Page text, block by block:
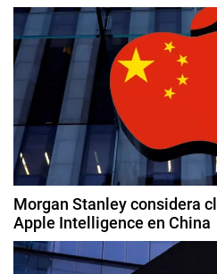
Morgan Stanley considera
Apple Intelligence en China